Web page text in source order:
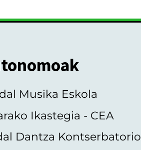
Musika Eskola
Ikastegia - CEA
Dantza